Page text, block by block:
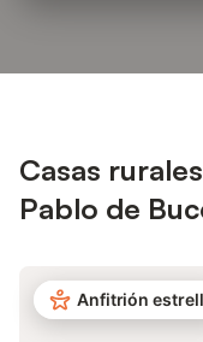
Casas
Pablo de
Anfitrión